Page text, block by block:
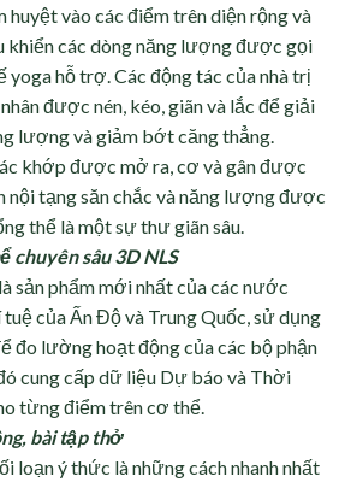
vào các điểm trên diện rộng và
khiển các dòng năng lượng được gọi
yoga hỗ trợ. Các động tác của nhà trị
được nén, kéo, giãn và lắc để giải
lượng và giảm bớt căng thẳng.
khớp được mở ra, cơ và gân được
nội tạng săn chắc và năng lượng được
thể là một sự thư giãn sâu.
chuyên sâu 3D NLS
sản phẩm mới nhất của các nước
của Ấn Độ và Trung Quốc, sử dụng
đo lường hoạt động của các bộ phận
cung cấp dữ liệu Dự báo và Thời
từng điểm trên cơ thể.
bài tập thở
loạn ý thức là những cách nhanh nhất